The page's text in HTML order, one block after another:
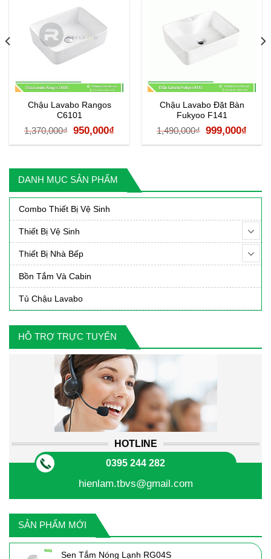
DANH MỤC SẢN PHẨM
Combo Thiết Bị Vệ Sinh
Thiết Bị Vệ Sinh
Thiết Bị Nhà Bếp
Bồn Tắm Và Cabin
Tủ Chậu Lavabo
HỖ TRỢ TRỰC TUYẾN
HOTLINE
0395 244 282
hienlam.tbvs@gmail.com
SẢN PHẨM MỚI
Sen Tắm Nóng Lạnh RG04S
Chậu Lavabo Rangos
C6101
1,370,000₫ Giá
gốc
1,370,000₫.
950,000₫
hiện
là:
950,000₫.
Chậu Lavabo Đặt Bàn
Fukyoo F141
1,490,000₫ Giá
gốc
999,000₫
hiện